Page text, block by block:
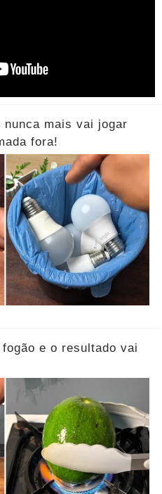
mais vai jogar
fora!
e o resultado vai